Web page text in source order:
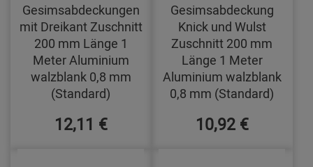
Gesimsabdeckungen
mit Dreikant Zuschnitt
200 mm Länge 1
Meter Aluminium
walzblank 0,8 mm
(Standard)
12,11 €
Gesimsabdeckung
Knick und Wulst
Zuschnitt 200 mm
Länge 1 Meter
Aluminium walzblank
0,8 mm (Standard)
10,92 €